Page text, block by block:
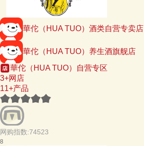
華佗（HUA TUO）酒类自营专卖店
華佗（HUA TUO）养生酒旗舰店
華佗（HUA TUO）自营专区
3+网店
11+产品
网购指数:74523
8